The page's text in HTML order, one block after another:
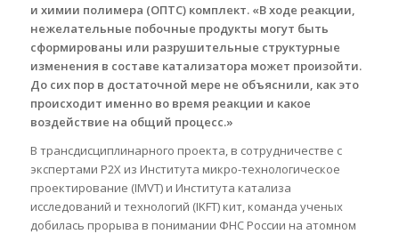
и химии полимера (ОПТС) комплект. «В ходе реакции,
нежелательные побочные продукты могут быть
сформированы или разрушительные структурные
изменения в составе катализатора может произойти.
До сих пор в достаточной мере не объяснили, как это
происходит именно во время реакции и какое
воздействие на общий процесс.»
В трансдисциплинарного проекта, в сотрудничестве с
экспертами Р2Х из Института микро-технологическое
проектирование (IMVT) и Института катализа
исследований и технологий (IKFT) кит, команда ученых
добилась прорыва в понимании ФНС России на атомном